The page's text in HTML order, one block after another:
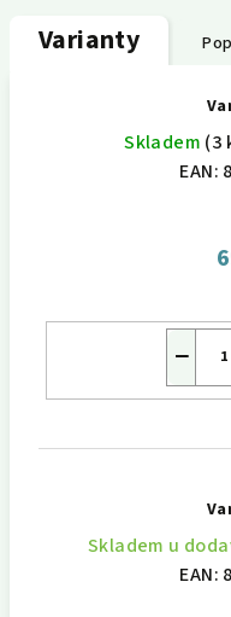
Varianty
Skladem (3
EAN:
−
Skladem u
EAN: